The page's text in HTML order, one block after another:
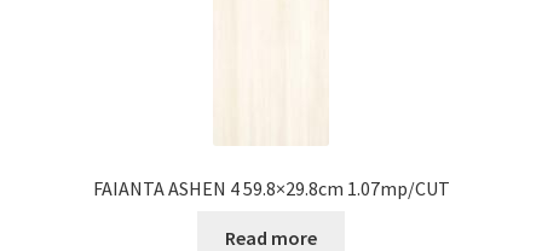
FAIANTA ASHEN 4 59.8×29.8cm 1.07mp/CUT
Read more